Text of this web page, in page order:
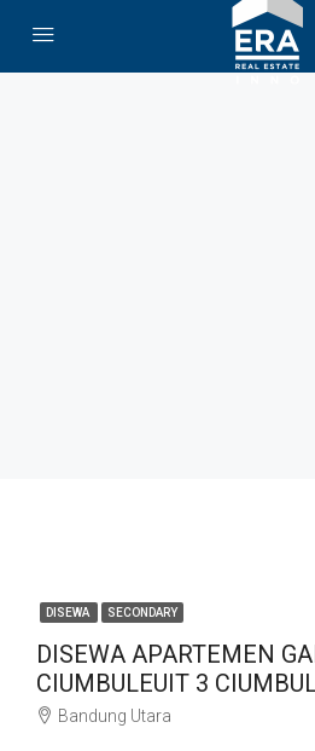
DISEWA SECONDARY
DISEWA APARTEMEN
CIUMBULEUIT 3
Bandung Utara